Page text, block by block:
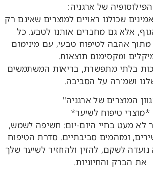
הפילוסופיה של ארגניה:
שכולנו ראויים למוצרים שאינם רק
אלא גם מחברים אותנו לטבע. כל
מתוך אהבה לטיפוח טבעי, עם מינימום
ומקסימום תוצאות.
בלתי מתפשרת, בריאות המשתמשים
ושמירה על הסביבה.
המוצרים של ארגניה"
*מוצרי טיפוח לשיער*
לא מעט בחיי היום-יום: חשיפה לשמש,
ומזהמים סביבתיים. סדרת הטיפוח
נועדה לשקם, להזין ולהחזיר לשיער שלך
את הברק והחיוניות.